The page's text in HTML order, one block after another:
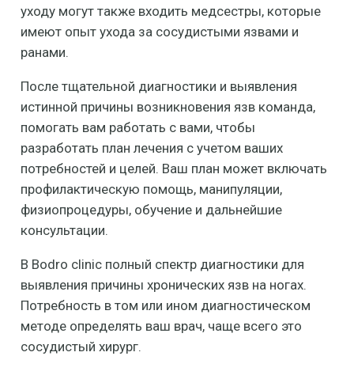
уходу могут также входить медсестры, которые
имеют опыт ухода за сосудистыми язвами и
ранами.
После тщательной диагностики и выявления
истинной причины возникновения язв команда,
помогать вам работать с вами, чтобы
разработать план лечения с учетом ваших
потребностей и целей. Ваш план может включать
профилактическую помощь, манипуляции,
физиопроцедуры, обучение и дальнейшие
консультации.
В Bodro clinic полный спектр диагностики для
выявления причины хронических язв на ногах.
Потребность в том или ином диагностическом
методе определять ваш врач, чаще всего это
сосудистый хирург.